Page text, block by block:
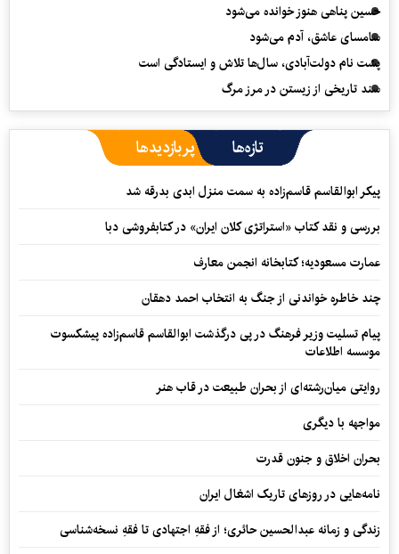
حسین پناهی هنوز خوانده می‌شود
سامسای عاشق، آدم می‌شود
پشت نام دولت‌آبادی، سال‌ها تلاش و ایستادگی است
سند تاریخی از زیستن در مرز مرگ
تازه‌ها پربازدیدها
پیکر ابوالقاسم قاسم‌زاده به سمت منزل ابدی بدرقه شد
بررسی و نقد کتاب «استراتژی کلان ایران» در کتابفروشی دبا
عمارت مسعودیه؛ کتابخانه انجمن معارف
چند خاطره خواندنی از جنگ به انتخاب احمد دهقان
پیام تسلیت وزیر فرهنگ در پی درگذشت ابوالقاسم قاسم‌زاده پیشکسوت
موسسه اطلاعات
روایتی میان‌رشته‌ای از بحران طبیعت در قاب هنر
مواجهه با دیگری
بحران اخلاق و جنون قدرت
نامه‌هایی در روزهای تاریک اشغال ایران
زندگی و زمانه عبدالحسین حائری؛ از فقهِ اجتهادی تا فقهِ نسخه‌شناسی